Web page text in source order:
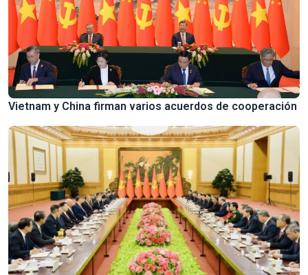
Vietnam y China firman varios acuerdos de cooperación